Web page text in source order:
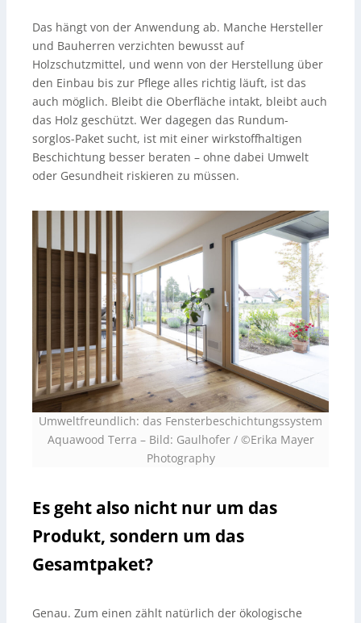
Das hängt von der Anwendung ab. Manche Hersteller
und Bauherren verzichten bewusst auf
Holzschutzmittel, und wenn von der Herstellung über
den Einbau bis zur Pflege alles richtig läuft, ist das
auch möglich. Bleibt die Oberfläche intakt, bleibt auch
das Holz geschützt. Wer dagegen das Rundum-
sorglos-Paket sucht, ist mit einer wirkstoffhaltigen
Beschichtung besser beraten – ohne dabei Umwelt
oder Gesundheit riskieren zu müssen.
Umweltfreundlich: das Fensterbeschichtungssystem
Aquawood Terra – Bild: Gaulhofer / ©Erika Mayer
Photography
Es geht also nicht nur um das
Produkt, sondern um das
Gesamtpaket?
Genau. Zum einen zählt natürlich der ökologische